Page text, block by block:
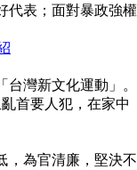
代表；面對暴政強權
灣新文化運動」。
首要人犯，在家中
，為官清廉，堅決不